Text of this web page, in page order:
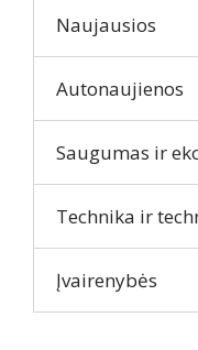
Naujausios
Autonaujienos
Saugumas ir
Technika ir
Įvairenybės